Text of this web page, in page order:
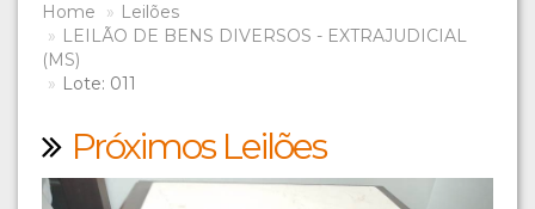
Home
Leilões
LEILÃO DE BENS DIVERSOS - EXTRAJUDICIAL
(MS)
Lote: 011
Próximos Leilões
Previous